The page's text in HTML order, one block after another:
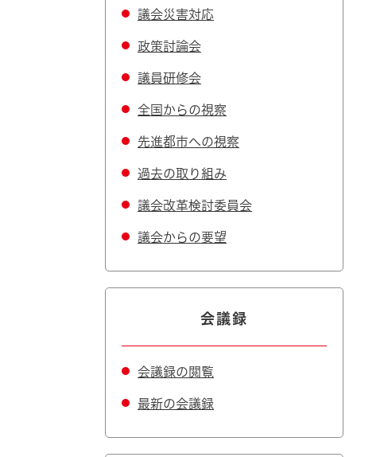
議会災害対応
政策討論会
議員研修会
全国からの視察
先進都市への視察
過去の取り組み
議会改革検討委員会
議会からの要望
会議録
会議録の閲覧
最新の会議録